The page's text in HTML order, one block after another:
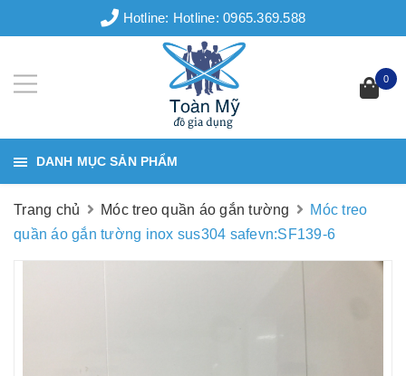
Hotline: Hotline: 0965.369.588
0
DANH MỤC SẢN PHẨM
Trang chủ Móc treo quần áo gắn tường
Móc treo
quần áo gắn tường inox sus304 safevn:SF139-6